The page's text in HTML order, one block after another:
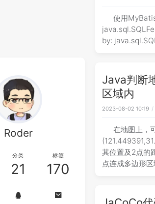
使用
Java判断
区域内
2023-08-02 10:19
在地图上，
其位置及2点的
点连成多边形
Roder
分类
21
标签
170